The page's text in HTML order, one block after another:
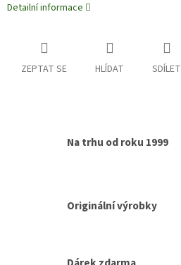
Detailní informace
ZEPTAT SE HLÍDAT SDÍLET
Na trhu od roku 1999
Originální výrobky